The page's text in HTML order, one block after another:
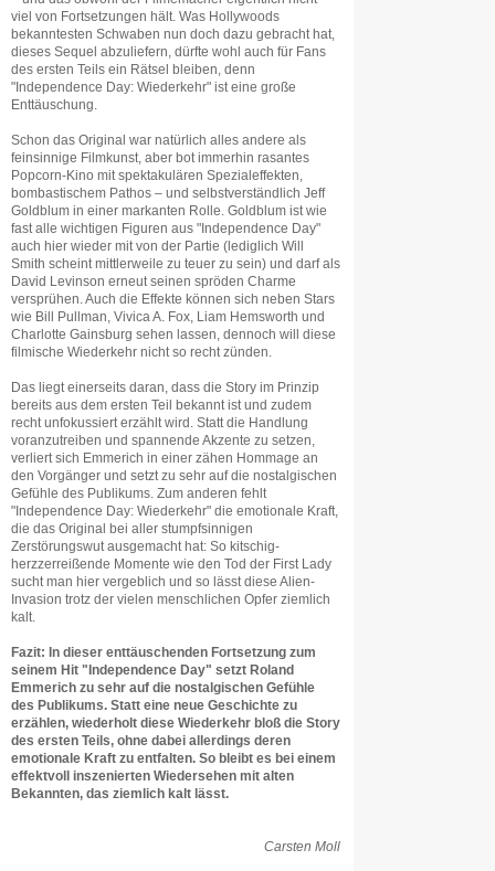
viel von Fortsetzungen hält. Was Hollywoods
bekanntesten Schwaben nun doch dazu gebracht hat,
dieses Sequel abzuliefern, dürfte wohl auch für Fans
des ersten Teils ein Rätsel bleiben, denn
"Independence Day: Wiederkehr" ist eine große
Enttäuschung.
Schon das Original war natürlich alles andere als
feinsinnige Filmkunst, aber bot immerhin rasantes
Popcorn-Kino mit spektakulären Spezialeffekten,
bombastischem Pathos – und selbstverständlich Jeff
Goldblum in einer markanten Rolle. Goldblum ist wie
fast alle wichtigen Figuren aus "Independence Day"
auch hier wieder mit von der Partie (lediglich Will
Smith scheint mittlerweile zu teuer zu sein) und darf als
David Levinson erneut seinen spröden Charme
versprühen. Auch die Effekte können sich neben Stars
wie Bill Pullman, Vivica A. Fox, Liam Hemsworth und
Charlotte Gainsburg sehen lassen, dennoch will diese
filmische Wiederkehr nicht so recht zünden.
Das liegt einerseits daran, dass die Story im Prinzip
bereits aus dem ersten Teil bekannt ist und zudem
recht unfokussiert erzählt wird. Statt die Handlung
voranzutreiben und spannende Akzente zu setzen,
verliert sich Emmerich in einer zähen Hommage an
den Vorgänger und setzt zu sehr auf die nostalgischen
Gefühle des Publikums. Zum anderen fehlt
"Independence Day: Wiederkehr" die emotionale Kraft,
die das Original bei aller stumpfsinnigen
Zerstörungswut ausgemacht hat: So kitschig-
herzzerreißende Momente wie den Tod der First Lady
sucht man hier vergeblich und so lässt diese Alien-
Invasion trotz der vielen menschlichen Opfer ziemlich
kalt.
Fazit: In dieser enttäuschenden Fortsetzung zum
seinem Hit "Independence Day" setzt Roland
Emmerich zu sehr auf die nostalgischen Gefühle
des Publikums. Statt eine neue Geschichte zu
erzählen, wiederholt diese Wiederkehr bloß die Story
des ersten Teils, ohne dabei allerdings deren
emotionale Kraft zu entfalten. So bleibt es bei einem
effektvoll inszenierten Wiedersehen mit alten
Bekannten, das ziemlich kalt lässt.
Carsten Moll